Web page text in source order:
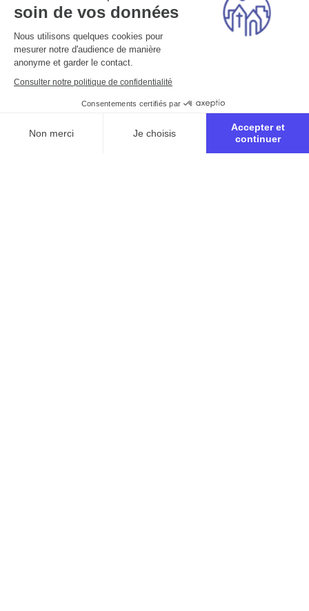
soin de vos données
Nous utilisons quelques cookies pour
mesurer notre d'audience de manière
anonyme et garder le contact.
Consulter notre politique de confidentialité
Consentements certifiés par
Non merci Je choisis
Accepter et
continuer